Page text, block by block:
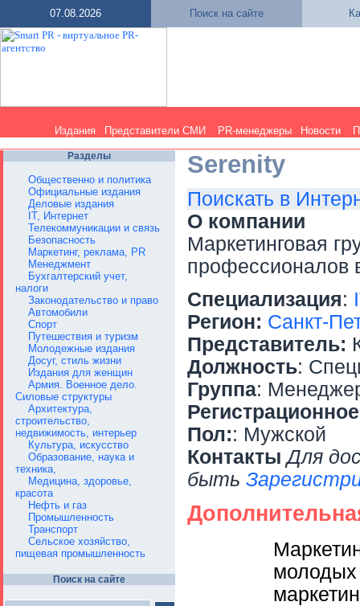
07.08.2026 Поиск на сайте
Издания Представители СМИ PR-менеджеры Новости
Разделы
Общественно и политика
Официальные издания
Деловые издания
IT, Интернет
Телекоммуникации и связь
Безопасность
Маркетинг, реклама, PR
Менеджмент
Бухгалтерский учет,
налоги
Законодательство и право
Автомобили
Спорт
Путешествия и туризм
Молодежные издания
Досуг, стиль жизни
Издания для женщин
Армия. Военное дело.
Силовые структуры
Архитектура,
строительство,
недвижимость, интерьер
Культура, искусство
Образование, наука и
техника,
Медицина, здоровье,
красота
Нефть и газ
Промышленность
Транспорт
Сельское хозяйство,
пищевая промышленность
Поиск на сайте
Serenity
Поискать в
О компании
Маркетинговая
профессионалов
Специализация:
Регион: Санкт-
Представитель:
Должность:
Группа:
Пол:: Мужской
Контакты Для
быть
молодых